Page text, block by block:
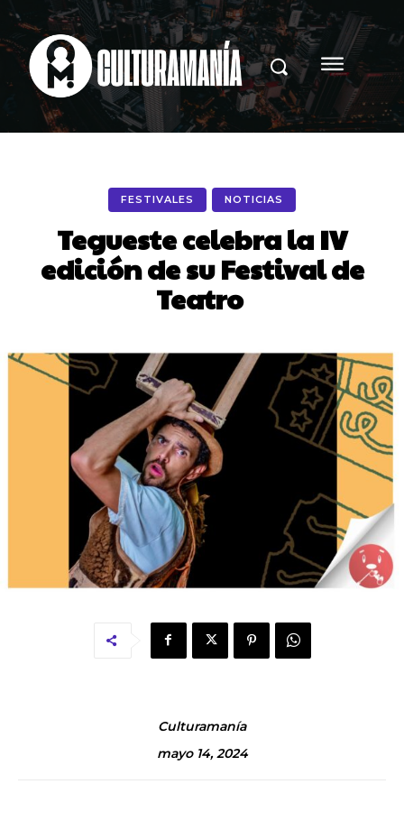
FESTIVALES NOTICIAS
Tegueste celebra la IV
edición de su Festival de
Teatro
Culturamanía
mayo 14, 2024